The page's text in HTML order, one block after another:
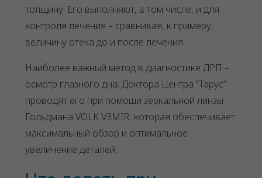
толщину. Его выполняют, в том числе, и для
контроля лечения – сравнивая, к примеру,
величину отека до и после лечения.
Наиболее важный метод в диагностике ДРП –
осмотр глазного дна. Доктора Центра “Тарус”
проводят его при помощи зеркальной линзы
Гольдмана VOLK V3MIR, которая обеспечивает
максимальный обзор и оптимальное
увеличение деталей.